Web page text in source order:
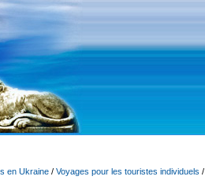
en Ukraine / Voyages pour les touristes individuels /